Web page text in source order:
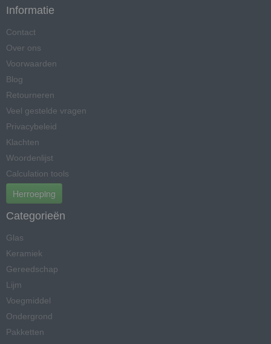
Informatie
Contact
Over ons
Voorwaarden
Blog
Retourneren
Veel gestelde vragen
Privacybeleid
Klachten
Woordenlijst
Calculation tools
Herroeping
Categorieën
Glas
Keramiek
Gereedschap
Lijm
Voegmiddel
Ondergrond
Pakketten